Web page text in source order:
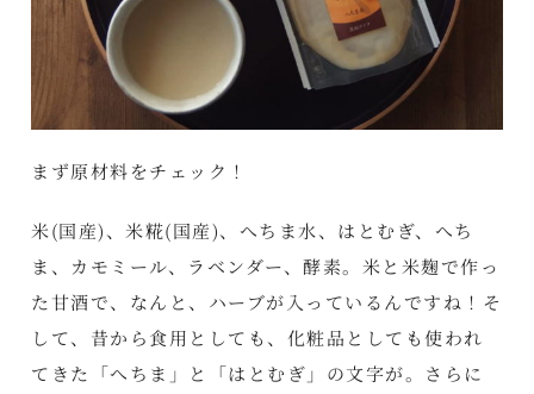
まず原材料をチェック！
米(国産)、米糀(国産)、へちま水、はとむぎ、へち
ま、カモミール、ラベンダー、酵素。米と米麹で作っ
た甘酒で、なんと、ハーブが入っているんですね！そ
して、昔から食用としても、化粧品としても使われ
てきた「へちま」と「はとむぎ」の文字が。さらに